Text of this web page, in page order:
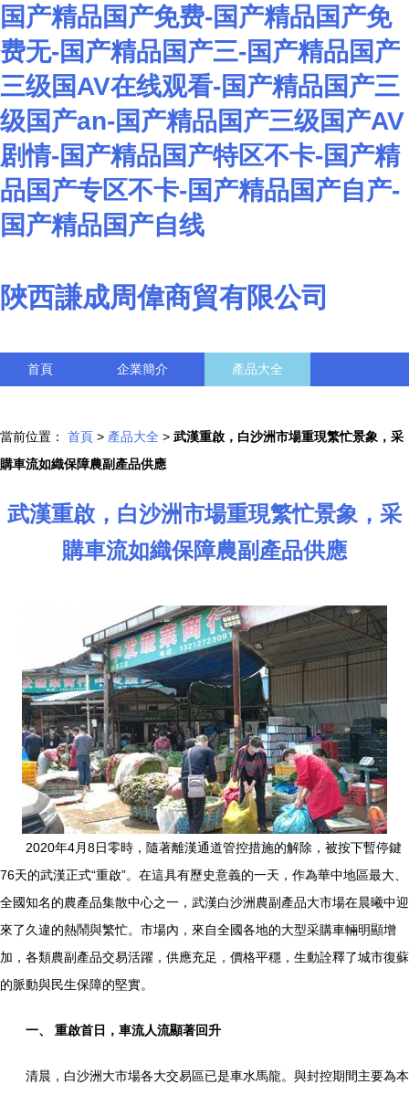
国产精品国产免费-国产精品国产免
费无-国产精品国产三-国产精品国产
三级国AV在线观看-国产精品国产三
级国产an-国产精品国产三级国产AV
剧情-国产精品国产特区不卡-国产精
品国产专区不卡-国产精品国产自产-
国产精品国产自线
陜西謙成周偉商貿有限公司
首頁 企業簡介 產品大全
當前位置： 首頁 > 產品大全 > 武漢重啟，白沙洲市場重現繁忙景象，采
購車流如織保障農副產品供應
武漢重啟，白沙洲市場重現繁忙景象，采
購車流如織保障農副產品供應
2020年4月8日零時，隨著離漢通道管控措施的解除，被按下暫停鍵
76天的武漢正式“重啟”。在這具有歷史意義的一天，作為華中地區最大、
全國知名的農產品集散中心之一，武漢白沙洲農副產品大市場在晨曦中迎
來了久違的熱鬧與繁忙。市場內，來自全國各地的大型采購車輛明顯增
加，各類農副產品交易活躍，供應充足，價格平穩，生動詮釋了城市復蘇
的脈動與民生保障的堅實。
一、 重啟首日，車流人流顯著回升
清晨，白沙洲大市場各大交易區已是車水馬龍。與封控期間主要為本